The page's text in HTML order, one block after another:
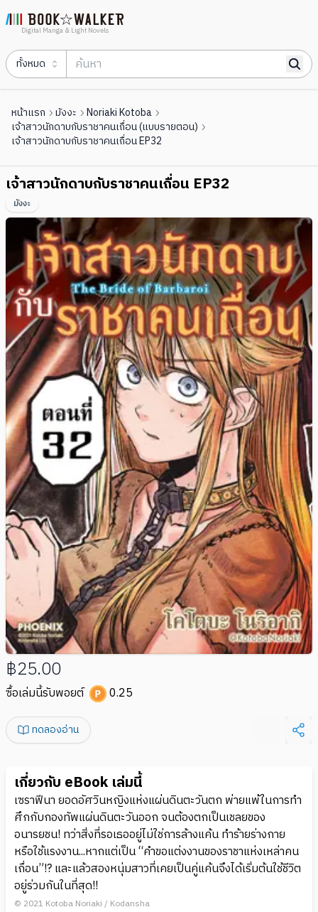
Digital Manga & Light Novels
ทั้งหมด
หน้าแรก มังงะ
Noriaki Kotoba
เจ้าสาวนักดาบกับราชาคนเถื่อน (แบบรายตอน)
เจ้าสาวนักดาบกับราชาคนเถื่อน EP32
เจ้าสาวนักดาบกับราชาคนเถื่อน EP32
มังงะ
฿25.00
ซื้อเล่มนี้รับพอยต์ 0.25
ทดลองอ่าน
เกี่ยวกับ eBook เล่มนี้
เซราฟีนา ยอดอัศวินหญิงแห่งแผ่นดินตะวันตก พ่ายแพ้ในการทำ
ศึกกับกองทัพแผ่นดินตะวันออก จนต้องตกเป็นเชลยของ
อนารยชน! ทว่าสิ่งที่รอเธออยู่ไม่ใช่การล้างแค้น ทำร้ายร่างกาย
หรือใช้แรงงาน...หากแต่เป็น “คำขอแต่งงานของราชาแห่งเหล่าคน
เถื่อน”!? และแล้วสองหนุ่มสาวที่เคยเป็นคู่แค้นจึงได้เริ่มต้นใช้ชีวิต
อยู่ร่วมกันในที่สุด!!
© 2021 Kotoba Noriaki / Kodansha